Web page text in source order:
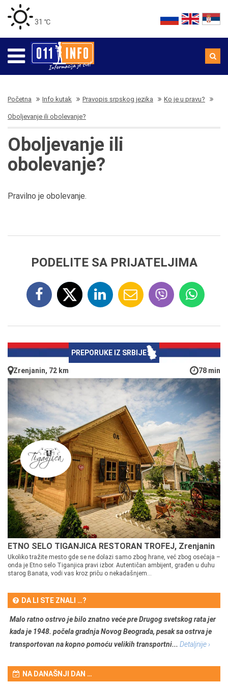
31 ℃
Početna Info kutak Pravopis srpskog jezika Ko je u pravu?
Oboljevanje ili obolevanje?
Oboljevanje ili
obolevanje?
Pravilno je obolevanje.
PODELITE SA PRIJATELJIMA
PREPORUKE IZ SRBIJE
Zrenjanin, 72 km 78 min
ETNO SELO TIGANJICA RESTORAN TROFEJ, Zrenjanin
Ukoliko tražite mesto gde se ne dolazi samo zbog hrane, već zbog osećaja –
onda je Etno selo Tiganjica pravi izbor. Autentičan ambijent, građen u duhu
starog Banata, vodi vas kroz priču o nekadašnjem...
DA LI STE ZNALI …?
Malo ratno ostrvo je bilo znatno veće pre Drugog svetskog rata jer
kada je 1948. počela gradnja Novog Beograda, pesak sa ostrva je
transportovan na kopno pomoću velikih transportni... Detaljnije ›
NA DANAŠNJI DAN …